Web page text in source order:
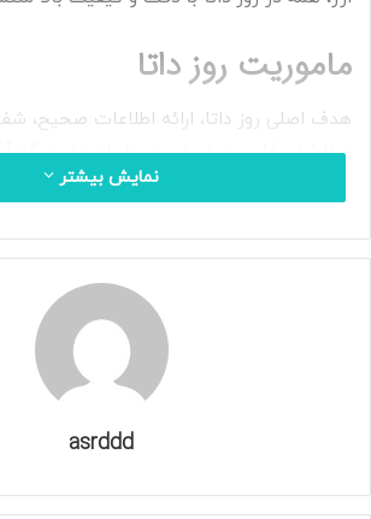
ماموریت روز داتا
هدف اصلی روز داتا، ارائه اطلاعات صحیح،
مخاطبان فارسی‌زبان است. ما باور داریم که
تصمیم‌گیری را افزایش می‌دهد و به همین
پیرامون یاری کنیم.
تیم تولید محتوای روز داتا به‌صورت مستمر
موضوعات روز را بررسی کرده و آن‌ها را در
گزارش‌های خبری و مطالب آموزشی منتشر
باعث شده است تا روز داتا به یکی از منابع
علاقه‌مندان به اخبار و اطلاعات تبدیل شود.
اخبار
نمایش بیشتر
asrddd